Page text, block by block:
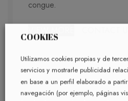
congue.
COOKIES
Utilizamos cookies propias y de
servicios y mostrarle publicidad
en base a un perfil elaborado a
navegación (por ejemplo, páginas